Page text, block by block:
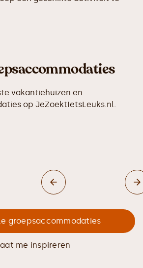
vakantiehuizen en
op JeZoektIetsLeuks.nl.
groepsaccommodaties
me inspireren